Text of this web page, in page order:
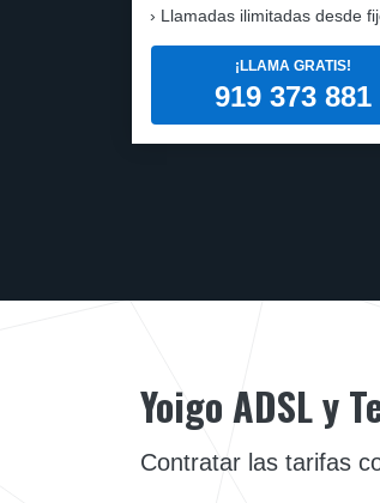
Llamadas ilimitadas desde
¡LLAMA GRATIS!
919 373 881
Yoigo ADSL y
Contratar las tarifas